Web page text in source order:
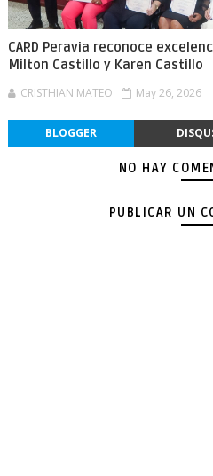
CARD Peravia reconoce
Milton Castillo y Karen Castillo
CRISTHIAN MATEO May 26, 2026
BLOGGER
NO HAY
PUBLICAR UN